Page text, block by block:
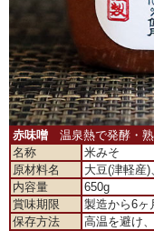
赤味噌 温泉熱で発酵・
名称
米みそ
原材料名
大豆(津軽産
内容量
650g
賞味期限
製造から6ヶ
保存方法
高温を避け